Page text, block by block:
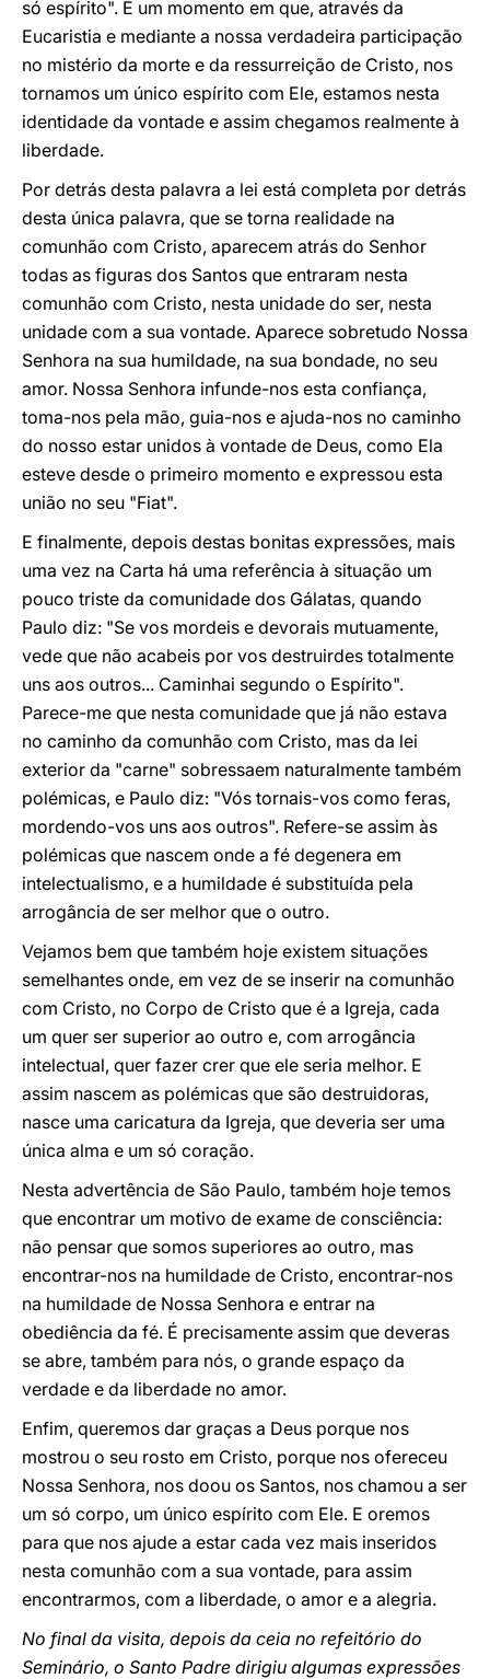
só espírito". É um momento em que, através da
Eucaristia e mediante a nossa verdadeira participação
no mistério da morte e da ressurreição de Cristo, nos
tornamos um único espírito com Ele, estamos nesta
identidade da vontade e assim chegamos realmente à
liberdade.
Por detrás desta palavra a lei está completa por detrás
desta única palavra, que se torna realidade na
comunhão com Cristo, aparecem atrás do Senhor
todas as figuras dos Santos que entraram nesta
comunhão com Cristo, nesta unidade do ser, nesta
unidade com a sua vontade. Aparece sobretudo Nossa
Senhora na sua humildade, na sua bondade, no seu
amor. Nossa Senhora infunde-nos esta confiança,
toma-nos pela mão, guia-nos e ajuda-nos no caminho
do nosso estar unidos à vontade de Deus, como Ela
esteve desde o primeiro momento e expressou esta
união no seu "Fiat".
E finalmente, depois destas bonitas expressões, mais
uma vez na Carta há uma referência à situação um
pouco triste da comunidade dos Gálatas, quando
Paulo diz: "Se vos mordeis e devorais mutuamente,
vede que não acabeis por vos destruirdes totalmente
uns aos outros... Caminhai segundo o Espírito".
Parece-me que nesta comunidade que já não estava
no caminho da comunhão com Cristo, mas da lei
exterior da "carne" sobressaem naturalmente também
polémicas, e Paulo diz: "Vós tornais-vos como feras,
mordendo-vos uns aos outros". Refere-se assim às
polémicas que nascem onde a fé degenera em
intelectualismo, e a humildade é substituída pela
arrogância de ser melhor que o outro.
Vejamos bem que também hoje existem situações
semelhantes onde, em vez de se inserir na comunhão
com Cristo, no Corpo de Cristo que é a Igreja, cada
um quer ser superior ao outro e, com arrogância
intelectual, quer fazer crer que ele seria melhor. E
assim nascem as polémicas que são destruidoras,
nasce uma caricatura da Igreja, que deveria ser uma
única alma e um só coração.
Nesta advertência de São Paulo, também hoje temos
que encontrar um motivo de exame de consciência:
não pensar que somos superiores ao outro, mas
encontrar-nos na humildade de Cristo, encontrar-nos
na humildade de Nossa Senhora e entrar na
obediência da fé. É precisamente assim que deveras
se abre, também para nós, o grande espaço da
verdade e da liberdade no amor.
Enfim, queremos dar graças a Deus porque nos
mostrou o seu rosto em Cristo, porque nos ofereceu
Nossa Senhora, nos doou os Santos, nos chamou a ser
um só corpo, um único espírito com Ele. E oremos
para que nos ajude a estar cada vez mais inseridos
nesta comunhão com a sua vontade, para assim
encontrarmos, com a liberdade, o amor e a alegria.
No final da visita, depois da ceia no refeitório do
Seminário, o Santo Padre dirigiu algumas expressões